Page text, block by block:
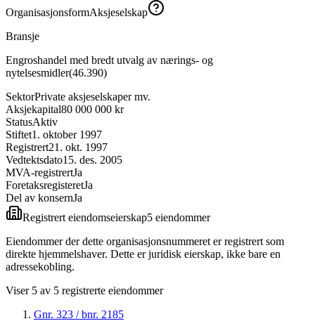
OrganisasjonsformAksjeselskap
Bransje
Engroshandel med bredt utvalg av nærings- og
nytelsesmidler(46.390)
SektorPrivate aksjeselskaper mv.
Aksjekapital80 000 000 kr
StatusAktiv
Stiftet1. oktober 1997
Registrert21. okt. 1997
Vedtektsdato15. des. 2005
MVA-registrertJa
ForetaksregisteretJa
Del av konsernJa
Registrert eiendomseierskap5 eiendommer
Eiendommer der dette organisasjonsnummeret er registrert som
direkte hjemmelshaver. Dette er juridisk eierskap, ikke bare en
adressekobling.
Viser 5 av 5 registrerte eiendommer
Gnr. 323 / bnr. 2185